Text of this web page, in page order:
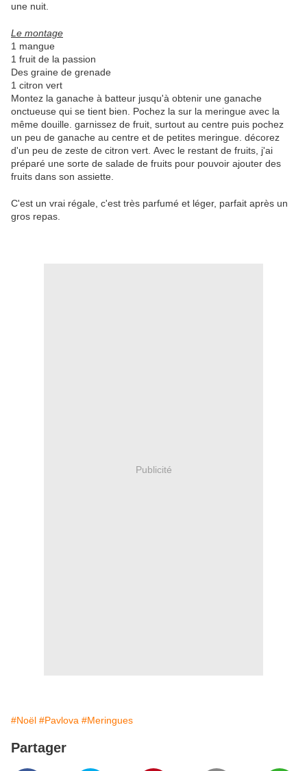
une nuit.
Le montage
1 mangue
1 fruit de la passion
Des graine de grenade
1 citron vert
Montez la ganache à batteur jusqu'à obtenir une ganache
onctueuse qui se tient bien. Pochez la sur la meringue avec la
même douille. garnissez de fruit, surtout au centre puis pochez
un peu de ganache au centre et de petites meringue. décorez
d'un peu de zeste de citron vert. Avec le restant de fruits, j'ai
préparé une sorte de salade de fruits pour pouvoir ajouter des
fruits dans son assiette.
C'est un vrai régale, c'est très parfumé et léger, parfait après un
gros repas.
Publicité
#Noël #Pavlova #Meringues
Partager